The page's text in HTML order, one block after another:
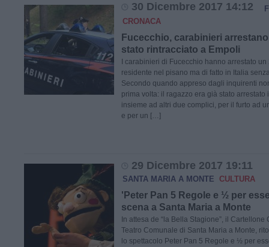
30 Dicembre 2017 14:12
CRONACA
Fucecchio, carabinieri
stato rintracciato a Empoli
I carabinieri di Fucecchio hanno arrestato
residente nel pisano ma di fatto in Italia
Secondo quando appreso dagli inquirenti
prima volta: il ragazzo era già stato arrestato
insieme ad altri due complici, per il furto ad
e per un […]
29 Dicembre 2017 19:11
SANTA MARIA A MONTE CULTURA
'Peter Pan 5 Regole e ½ per
scena a Santa Maria a Monte
In attesa de “la Bella Stagione”, il
Teatro Comunale di Santa Maria a Monte,
lo spettacolo Peter Pan 5 Regole e ½ per